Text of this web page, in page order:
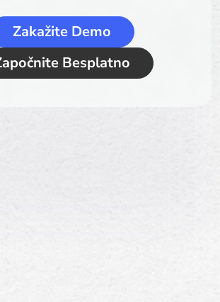
Zakažite Demo
Besplatno